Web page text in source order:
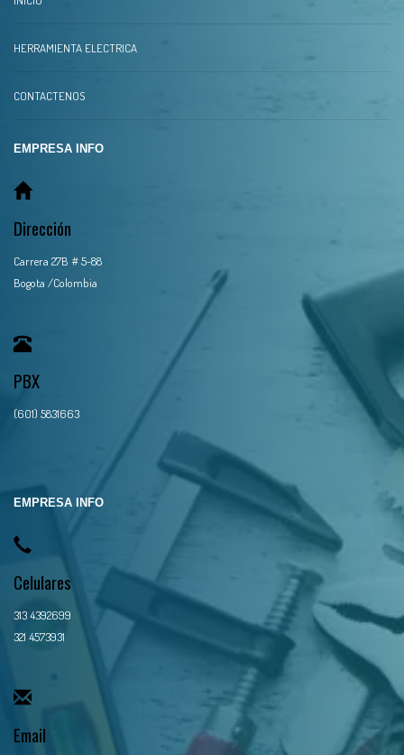
HERRAMIENTA ELECTRICA
CONTACTENOS
EMPRESA INFO
Dirección
Carrera 27B # 5-88
Bogota /Colombia
PBX
(601) 5831663
EMPRESA INFO
Celulares
313 4392699
321 4573931
Email